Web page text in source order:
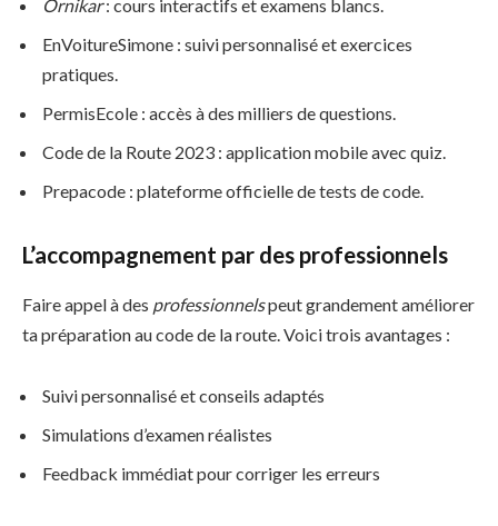
Ornikar: cours interactifs et examens blancs.
EnVoitureSimone : suivi personnalisé et exercices
pratiques.
PermisEcole : accès à des milliers de questions.
Code de la Route 2023 : application mobile avec quiz.
Prepacode : plateforme officielle de tests de code.
L’accompagnement par des professionnels
Faire appel à des professionnelspeut grandement améliorer
ta préparation au code de la route. Voici trois avantages :
Suivi personnalisé et conseils adaptés
Simulations d’examen réalistes
Feedback immédiat pour corriger les erreurs